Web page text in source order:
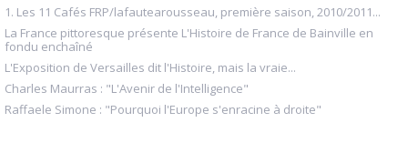
1. Les 11 Cafés FRP/lafautearousseau, première saison, 2010/2011...
La France pittoresque présente L'Histoire de France de Bainville en
fondu enchaîné
L'Exposition de Versailles dit l'Histoire, mais la vraie...
Charles Maurras : "L'Avenir de l'Intelligence"
Raffaele Simone : "Pourquoi l'Europe s'enracine à droite"